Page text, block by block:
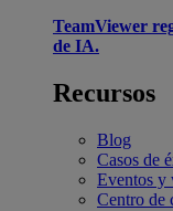
TeamViewer
de IA.
Recursos
Blog
Casos de
Eventos y
Centro de